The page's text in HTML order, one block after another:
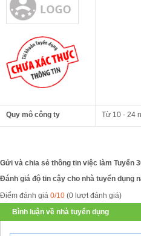
Quy mô công ty Từ 10 - 24
Gửi và chia sẻ thông tin việc làm Tuyển
Đánh giá độ tin cậy cho nhà tuyển dụng
Điểm đánh giá 0/10 (0 lượt đánh giá)
Bình luận về nhà tuyển dụng